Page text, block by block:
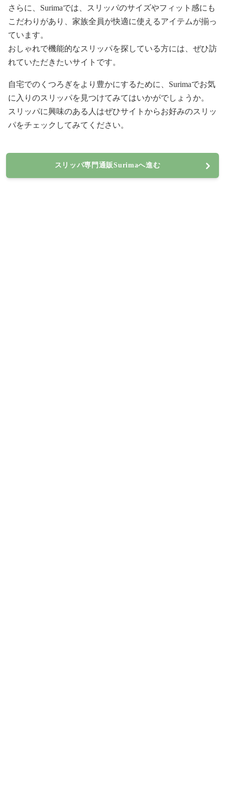
さらに、Surimaでは、スリッパのサイズやフィット感にも
こだわりがあり、家族全員が快適に使えるアイテムが揃っ
ています。
おしゃれで機能的なスリッパを探している方には、ぜひ訪
れていただきたいサイトです。
自宅でのくつろぎをより豊かにするために、Surimaでお気
に入りのスリッパを見つけてみてはいかがでしょうか。
スリッパに興味のある人はぜひサイトからお好みのスリッ
パをチェックしてみてください。
スリッパ専門通販Surimaへ進む